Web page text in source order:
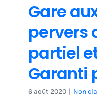
Gare
pervers
partiel
Garanti
6 août 2020 | Non